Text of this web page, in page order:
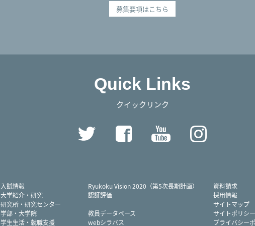
募集要項はこちら
Quick Links
クイックリンク
Twitter FacebookYouTube
入試情報
大学紹介・研究
研究所・研究センター
学部・大学院
学生生活・就職支援
Ryukoku Vision 2020（第5次長期計画）
認証評価
教員データベース
webシラバス
資料請求
採用情報
サイトマップ
サイトポリシー
プライバシー